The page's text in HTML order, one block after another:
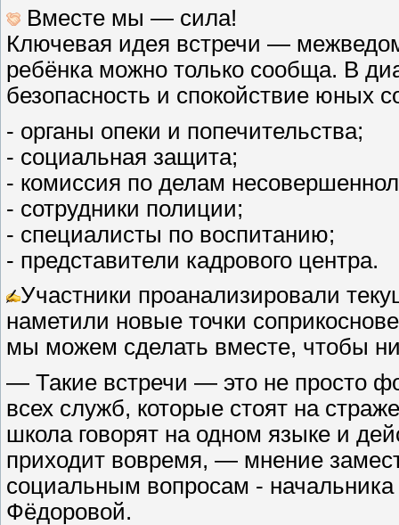
Вместе мы — сила!
Ключевая идея встречи —
ребёнка можно только сообща. В
безопасность и спокойствие юных
- органы опеки и попечительства;
- социальная защита;
- комиссия по делам
- сотрудники полиции;
- специалисты по воспитанию;
- представители кадрового центра.
Участники проанализировали
наметили новые точки
мы можем сделать вместе, чтобы
— Такие встречи — это не просто
всех служб, которые стоят на
школа говорят на одном языке и
приходит вовремя, — мнение
социальным вопросам -
Фёдоровой.